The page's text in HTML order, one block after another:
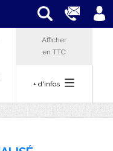
Afficher
en TTC
+ d'infos